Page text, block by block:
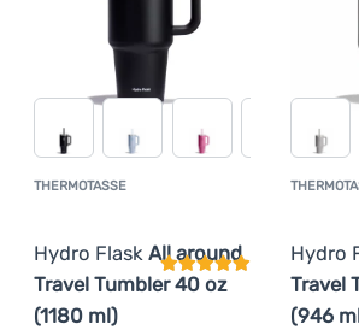
THERMOTASSE
Hydro Flask All around
Travel Tumbler 40 oz
(1180 ml)
Kundenbewertung
Hydro
Travel
(946